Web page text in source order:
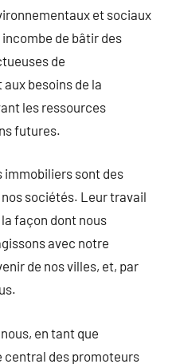
et sociaux
de bâtir des
de
besoins de la
les ressources
futures.
immobiliers sont des
sociétés. Leur travail
façon dont nous
avec notre
de nos villes, et, par
en tant que
central des promoteurs